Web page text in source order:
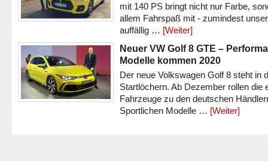
mit 140 PS bringt nicht nur Farbe,
allem Fahrspaß mit - zumindest unser
auffällig … [Weiter]
Neuer VW Golf 8 GTE –
Modelle kommen 2020
Der neue Volkswagen Golf 8 steht in
Startlöchern. Ab Dezember rollen die
Fahrzeuge zu den deutschen
Sportlichen Modelle … [Weiter]